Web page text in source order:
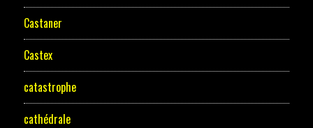
Castaner
Castex
catastrophe
cathédrale